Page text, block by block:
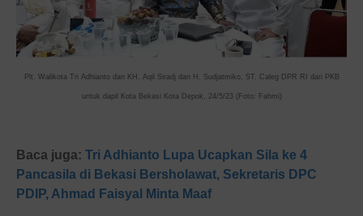
Plt. Walikota Tri Adhianto dan KH. Aqil Siradj dan H. Sudjatmiko, ST. Caleg DPR RI dari PKB
untuk dapil Kota Bekasi Kota Depok, 24/5/23 (Foto: Fahmi)
Baca juga: Tri Adhianto Lupa Ucapkan Sila ke 4
Pancasila di Bekasi Bersholawat, Sekretaris DPC
PDIP, Ahmad Faisyal Minta Maaf